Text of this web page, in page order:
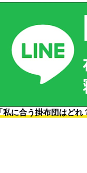
「私に合う掛布団はど